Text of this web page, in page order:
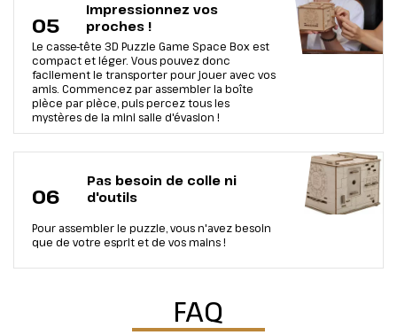
05
Impressionnez vos
proches !
Le casse-tête 3D Puzzle Game Space Box est
compact et léger. Vous pouvez donc
facilement le transporter pour jouer avec vos
amis. Commencez par assembler la boîte
pièce par pièce, puis percez tous les
mystères de la mini salle d'évasion !
06
Pas besoin de colle ni
d'outils
Pour assembler le puzzle, vous n'avez besoin
que de votre esprit et de vos mains !
FAQ